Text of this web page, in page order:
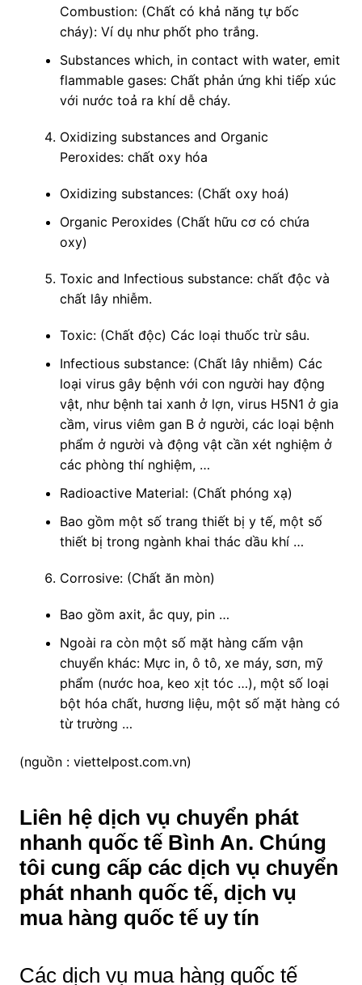
Combustion: (Chất có khả năng tự bốc
cháy): Ví dụ như phốt pho trắng.
Substances which, in contact with water, emit
flammable gases: Chất phản ứng khi tiếp xúc
với nước toả ra khí dễ cháy.
Oxidizing substances and Organic
Peroxides: chất oxy hóa
Oxidizing substances: (Chất oxy hoá)
Organic Peroxides (Chất hữu cơ có chứa
oxy)
Toxic and Infectious substance: chất độc và
chất lây nhiễm.
Toxic: (Chất độc) Các loại thuốc trừ sâu.
Infectious substance: (Chất lây nhiễm) Các
loại virus gây bệnh với con người hay động
vật, như bệnh tai xanh ở lợn, virus H5N1 ở gia
cầm, virus viêm gan B ở người, các loại bệnh
phẩm ở người và động vật cần xét nghiệm ở
các phòng thí nghiệm, …
Radioactive Material: (Chất phóng xạ)
Bao gồm một số trang thiết bị y tế, một số
thiết bị trong ngành khai thác dầu khí …
Corrosive: (Chất ăn mòn)
Bao gồm axit, ắc quy, pin …
Ngoài ra còn một số mặt hàng cấm vận
chuyển khác: Mực in, ô tô, xe máy, sơn, mỹ
phẩm (nước hoa, keo xịt tóc …), một số loại
bột hóa chất, hương liệu, một số mặt hàng có
từ trường …
(nguồn : viettelpost.com.vn)
Liên hệ dịch vụ chuyển phát
nhanh quốc tế Bình An. Chúng
tôi cung cấp các dịch vụ chuyển
phát nhanh quốc tế, dịch vụ
mua hàng quốc tế uy tín
Các dịch vụ mua hàng quốc tế